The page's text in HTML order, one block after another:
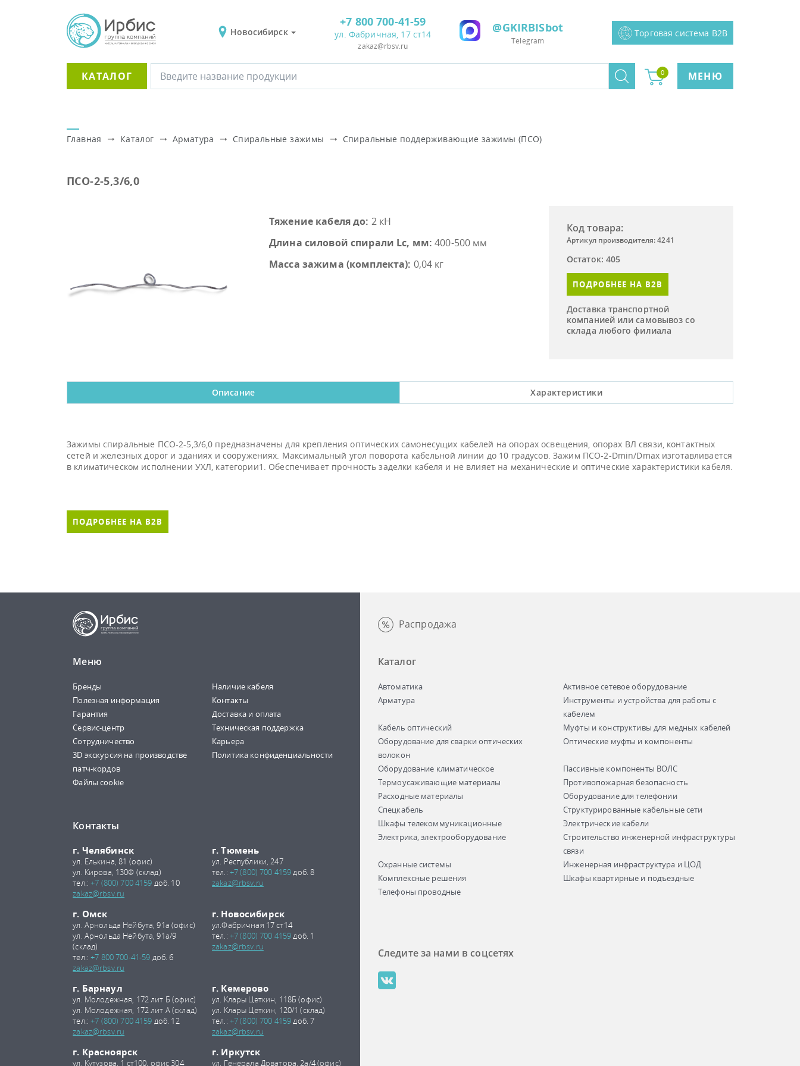
Новосибирск
+7 800 700-41-59
ул. Фабричная, 17 ст14
zakaz@rbsv.ru
@GKIRBISbot
Telegram
Торговая система B2B
КАТАЛОГ 0 МЕНЮ
Главная Каталог Арматура Спиральные зажимы Спиральные поддерживающие зажимы (ПСО)
ПСО-2-5,3/6,0
Тяжение кабеля до: 2 кН
Длина силовой спирали Lc, мм: 400-500 мм
Масса зажима (комплекта): 0,04 кг
Код товара:
Артикул производителя: 4241
Остаток: 405
ПОДРОБНЕЕ НА B2B
Доставка транспортной
компанией или самовывоз со
склада любого филиала
Описание Характеристики
Зажимы спиральные ПСО-2-5,3/6,0 предназначены для крепления оптических самонесущих кабелей на опорах освещения, опорах ВЛ связи, контактных
сетей и железных дорог и зданиях и сооружениях. Максимальный угол поворота кабельной линии до 10 градусов. Зажим ПСО-2-Dmin/Dmax изготавливается
в климатическом исполнении УХЛ, категории1. Обеспечивает прочность заделки кабеля и не влияет на механические и оптические характеристики кабеля.
ПОДРОБНЕЕ НА B2B
Меню
Бренды
Наличие кабеля
Полезная информация
Контакты
Гарантия
Доставка и оплата
Сервис-центр
Техническая поддержка
Сотрудничество
Карьера
3D экскурсия на производстве
патч-кордов
Политика конфиденциальности
Файлы cookie
Контакты
г. Челябинск
ул. Елькина, 81 (офис)
ул. Кирова, 130Ф (склад)
тел.:+7 (800) 700 4159 доб. 10
zakaz@rbsv.ru
г. Тюмень
ул. Республики, 247
тел.: +7 (800) 700 4159доб. 8
zakaz@rbsv.ru
г. Омск
ул. Арнольда Нейбута, 91а (офис)
ул. Арнольда Нейбута, 91а/9
(склад)
тел.:+7 800 700-41-59 доб. 6
zakaz@rbsv.ru
г. Новосибирск
ул.Фабричная 17 ст14
тел.: +7 (800) 700 4159доб. 1
zakaz@rbsv.ru
г. Барнаул
ул. Молодежная, 172 лит Б (офис)
ул. Молодежная, 172 лит А (склад)
тел.:+7 (800) 700 4159 доб. 12
zakaz@rbsv.ru
г. Кемерово
ул. Клары Цеткин, 118Б (офис)
ул. Клары Цеткин, 120/1 (склад)
тел.: +7 (800) 700 4159доб. 7
zakaz@rbsv.ru
г. Красноярск
ул. Кутузова, 1 ст100, офис 304
г. Иркутск
ул. Генерала Доватора, 2а/4 (офис)
Распродажа
Каталог
Автоматика
Активное сетевое оборудование
Арматура
Инструменты и устройства для работы с
кабелем
Кабель оптический
Муфты и конструктивы для медных кабелей
Оборудование для сварки оптических
волокон
Оптические муфты и компоненты
Оборудование климатическое
Пассивные компоненты ВОЛС
Термоусаживающие материалы
Противопожарная безопасность
Расходные материалы
Оборудование для телефонии
Спецкабель
Структурированные кабельные сети
Шкафы телекоммуникационные
Электрические кабели
Электрика, электрооборудование
Строительство инженерной инфраструктуры
связи
Охранные системы
Инженерная инфраструктура и ЦОД
Комплексные решения
Шкафы квартирные и подъездные
Телефоны проводные
Следите за нами в соцсетях